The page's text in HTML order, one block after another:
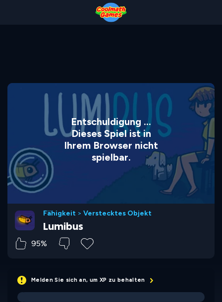
Entschuldigung ...
Dieses Spiel ist in
Ihrem Browser nicht
spielbar.
Fähigkeit > Verstecktes Objekt
Lumibus
95%
Melden Sie sich an, um XP zu behalten